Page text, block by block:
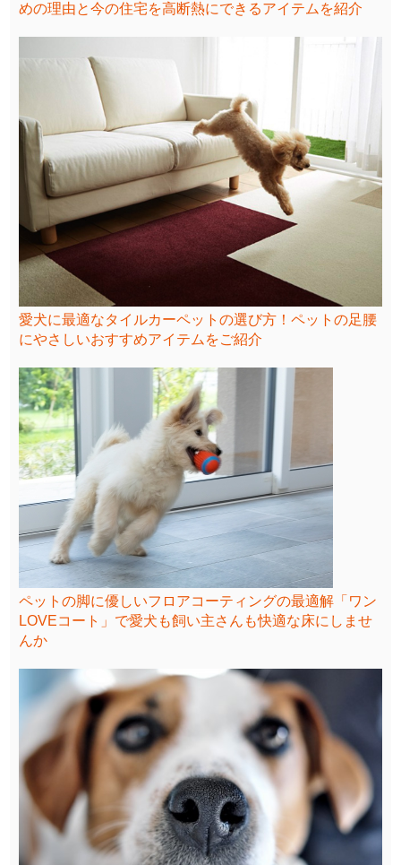
めの理由と今の住宅を高断熱にできるアイテムを紹介
愛犬に最適なタイルカーペットの選び方！ペットの足腰
にやさしいおすすめアイテムをご紹介
ペットの脚に優しいフロアコーティングの最適解「ワン
LOVEコート」で愛犬も飼い主さんも快適な床にしませ
んか